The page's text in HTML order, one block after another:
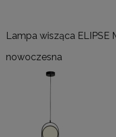
Lampa wisząca ELIPSE
nowoczesna